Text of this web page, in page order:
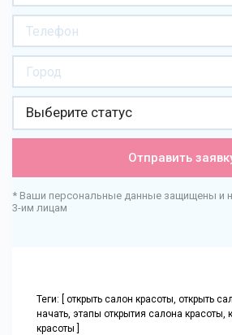
Выберите статус
Отправить
* Ваши персональные данные защищены и
3-им лицам
Теги: [ открыть салон красоты, открыть
начать, этапы открытия салона красоты,
красоты ]